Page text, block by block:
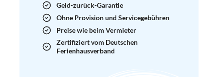
Geld-zurück-Garantie
Ohne Provision und Servicegebühren
Preise wie beim Vermieter
Zertifiziert vom Deutschen
Ferienhausverband